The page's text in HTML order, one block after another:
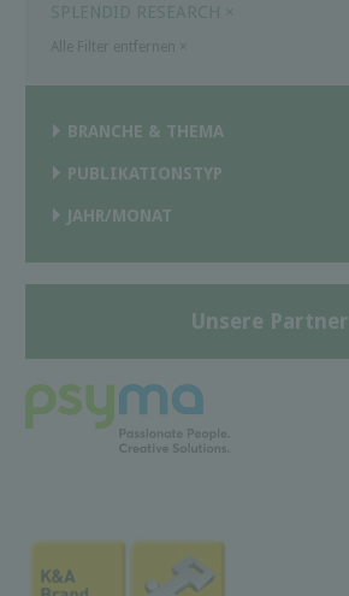
SPLENDID RESEARCH ×
BRANCHE & THEMA
PUBLIKATIONSTYP
JAHR/MONAT
Unsere Partner